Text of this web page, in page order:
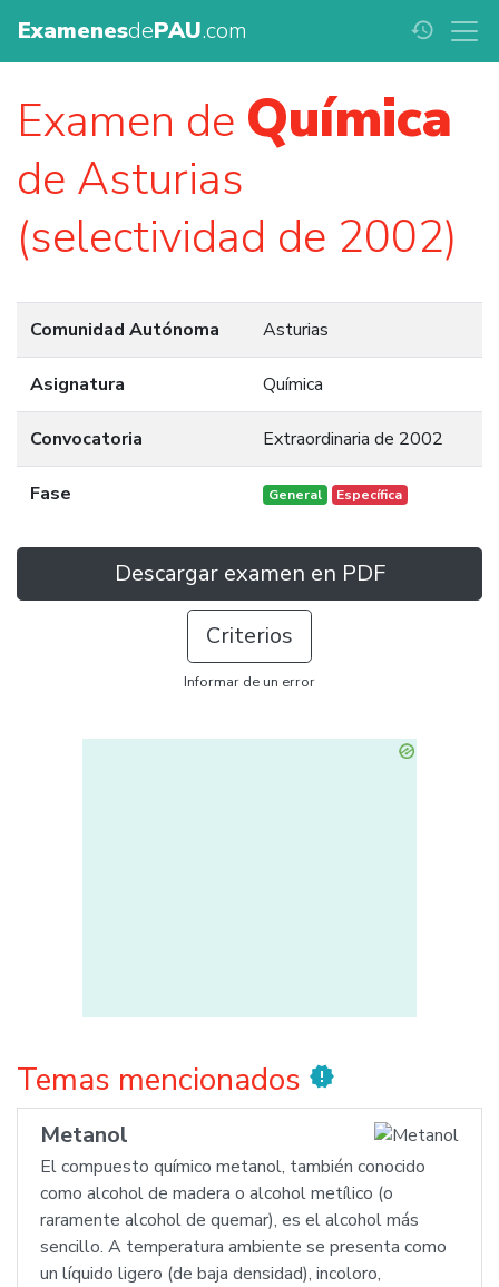
ExamenesdePAU.com history
Examen de Química
de Asturias
(selectividad de 2002)
Comunidad Autónoma Asturias
Asignatura Química
Convocatoria Extraordinaria de 2002
Fase General Específica
Descargar examen en PDF
Criterios
Informar de un error
Temas mencionados new_releases
Metanol
El compuesto químico metanol, también conocido
como alcohol de madera o alcohol metílico (o
raramente alcohol de quemar), es el alcohol más
sencillo. A temperatura ambiente se presenta como
un líquido ligero (de baja densidad), incoloro,